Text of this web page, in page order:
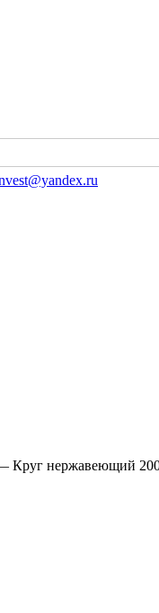
Круг нержавеющий